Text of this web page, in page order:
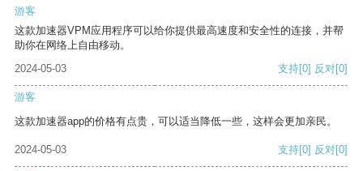
游客
这款加速器VPM应用程序可以给你提供最高速度和安全性的连接，并帮
助你在网络上自由移动。
2024-05-03
支持[0] 反对[0]
游客
这款加速器app的价格有点贵，可以适当降低一些，这样会更加亲民。
2024-05-03 支持[0] 反对[0]